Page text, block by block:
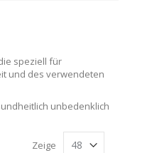
speziell für
und des verwendeten
unbedenklich
Zeige